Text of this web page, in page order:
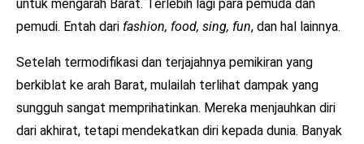
untuk mengarah Barat. Terlebih lagi para pemuda dan
pemudi. Entah dari fashion, food, sing, fun, dan hal lainnya.
Setelah termodifikasi dan terjajahnya pemikiran yang
berkiblat ke arah Barat, mulailah terlihat dampak yang
sungguh sangat memprihatinkan. Mereka menjauhkan diri
dari akhirat, tetapi mendekatkan diri kepada dunia. Banyak